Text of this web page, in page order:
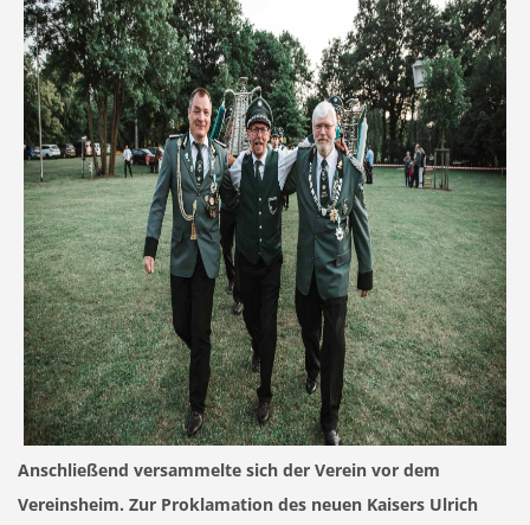
Anschließend versammelte sich der Verein vor dem
Vereinsheim. Zur Proklamation des neuen Kaisers Ulrich